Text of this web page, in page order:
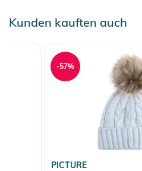
Kunden kauften auch
PICTURE
-57%